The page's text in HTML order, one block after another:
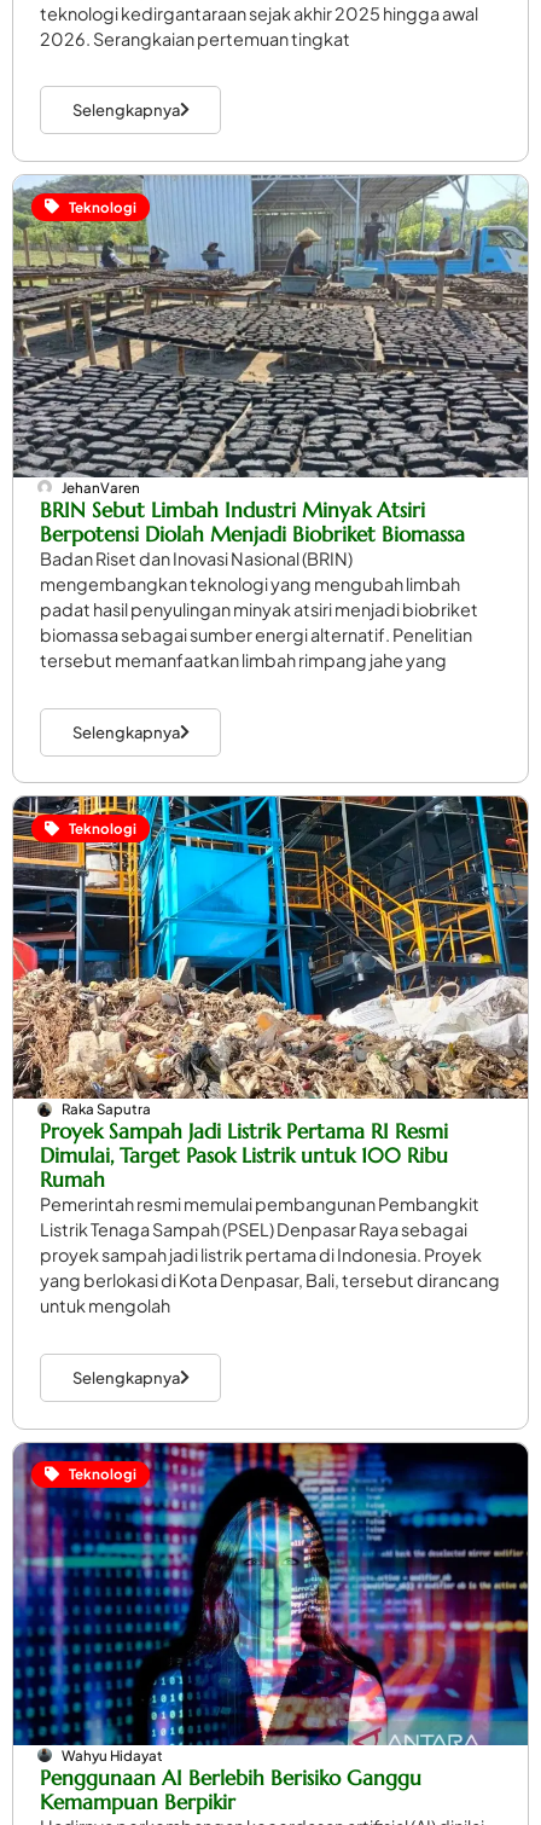
teknologi kedirgantaraan sejak akhir 2025 hingga awal
2026. Serangkaian pertemuan tingkat
Selengkapnya
Teknologi
JehanVaren
BRIN Sebut Limbah Industri Minyak Atsiri
Berpotensi Diolah Menjadi Biobriket Biomassa
Badan Riset dan Inovasi Nasional (BRIN)
mengembangkan teknologi yang mengubah limbah
padat hasil penyulingan minyak atsiri menjadi biobriket
biomassa sebagai sumber energi alternatif. Penelitian
tersebut memanfaatkan limbah rimpang jahe yang
Selengkapnya
Teknologi
Raka Saputra
Proyek Sampah Jadi Listrik Pertama RI Resmi
Dimulai, Target Pasok Listrik untuk 100 Ribu
Rumah
Pemerintah resmi memulai pembangunan Pembangkit
Listrik Tenaga Sampah (PSEL) Denpasar Raya sebagai
proyek sampah jadi listrik pertama di Indonesia. Proyek
yang berlokasi di Kota Denpasar, Bali, tersebut dirancang
untuk mengolah
Selengkapnya
Teknologi
Wahyu Hidayat
Penggunaan AI Berlebih Berisiko Ganggu
Kemampuan Berpikir